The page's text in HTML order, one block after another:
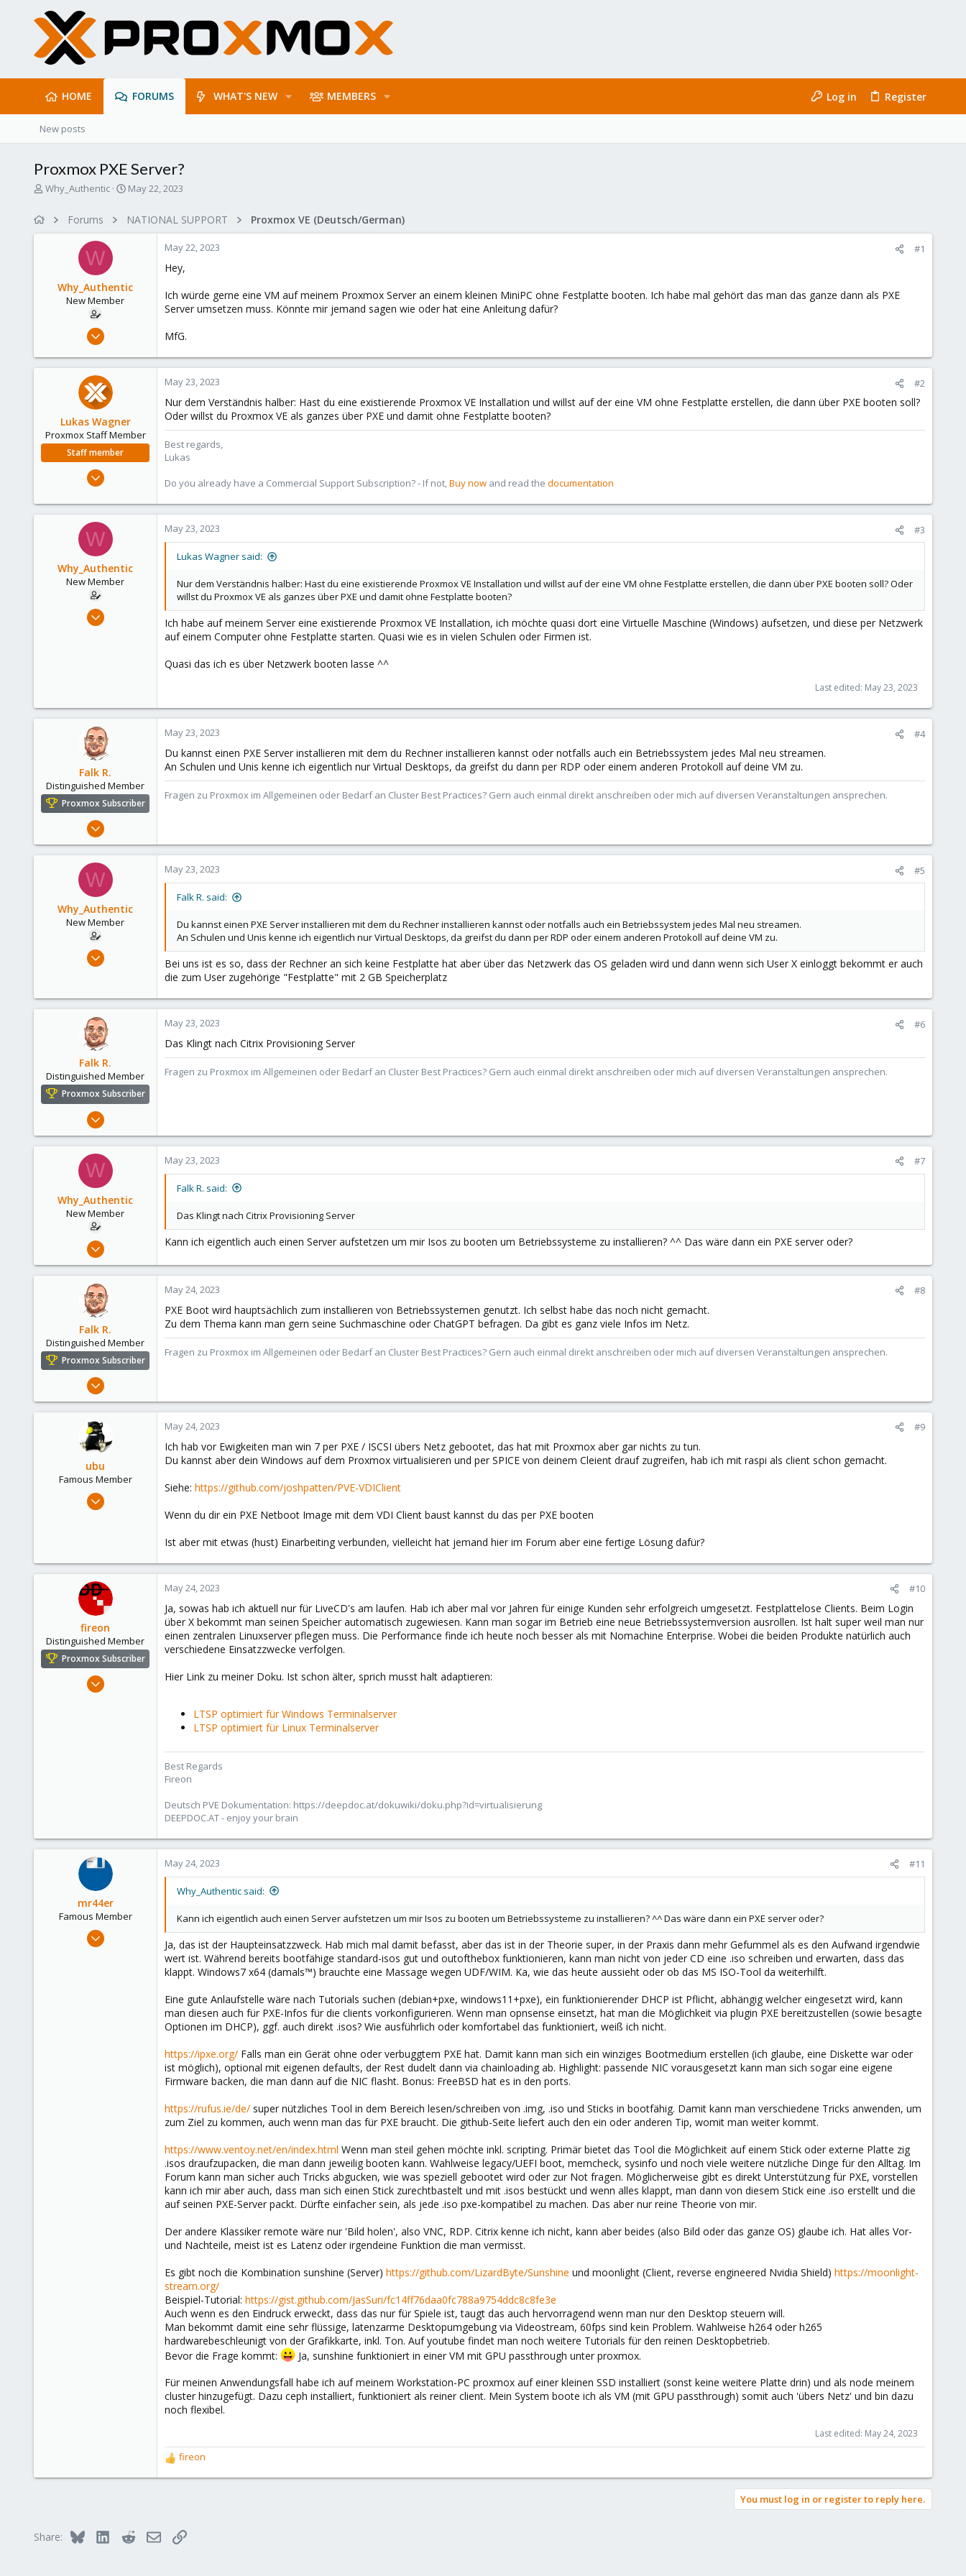
HOME FORUMS WHAT'S NEW MEMBERS Log in Register
New posts
Proxmox PXE Server?
T
Why_Authentic
S
a
r
e
May 22, 2023
Forums NATIONAL SUPPORT Proxmox VE (Deutsch/German)
W
Why_Authentic
New Member
May 7, 2023
0
May 22, 2023 #1
Hey,
Ich würde gerne eine VM auf meinem Proxmox Server an einem kleinen MiniPC ohne Festplatte booten. Ich habe mal gehört das man das ganze dann als PXE
Server umsetzen muss. Könnte mir jemand sagen wie oder hat eine Anleitung dafür?
MfG.
Lukas Wagner
Proxmox Staff Member
Staff member
Oct 3, 2022
231
May 23, 2023 #2
Nur dem Verständnis halber: Hast du eine existierende Proxmox VE Installation und willst auf der eine VM ohne Festplatte erstellen, die dann über PXE booten soll?
Oder willst du Proxmox VE als ganzes über PXE und damit ohne Festplatte booten?
Best regards,
Lukas
Do you already have a Commercial Support Subscription? - If not,Buy now and read the documentation
W
Why_Authentic
New Member
May 7, 2023
May 23, 2023 #3
Lukas Wagner said:
Nur dem Verständnis halber: Hast du eine existierende Proxmox VE Installation und willst auf der eine VM ohne Festplatte erstellen, die dann über PXE booten soll? Oder
willst du Proxmox VE als ganzes über PXE und damit ohne Festplatte booten?
Ich habe auf meinem Server eine existierende Proxmox VE Installation, ich möchte quasi dort eine Virtuelle Maschine (Windows) aufsetzen, und diese per Netzwerk
auf einem Computer ohne Festplatte starten. Quasi wie es in vielen Schulen oder Firmen ist.
Quasi das ich es über Netzwerk booten lasse ^^
Last edited: May 23, 2023
Falk R.
Distinguished Member
Proxmox Subscriber
Aug 2, 2021
2,915
May 23, 2023 #4
Du kannst einen PXE Server installieren mit dem du Rechner installieren kannst oder notfalls auch ein Betriebssystem jedes Mal neu streamen.
An Schulen und Unis kenne ich eigentlich nur Virtual Desktops, da greifst du dann per RDP oder einem anderen Protokoll auf deine VM zu.
Fragen zu Proxmox im Allgemeinen oder Bedarf an Cluster Best Practices? Gern auch einmal direkt anschreiben oder mich auf diversen Veranstaltungen ansprechen.
W
Why_Authentic
New Member
May 7, 2023
1
May 23, 2023 #5
Falk R. said:
Du kannst einen PXE Server installieren mit dem du Rechner installieren kannst oder notfalls auch ein Betriebssystem jedes Mal neu streamen.
An Schulen und Unis kenne ich eigentlich nur Virtual Desktops, da greifst du dann per RDP oder einem anderen Protokoll auf deine VM zu.
Bei uns ist es so, dass der Rechner an sich keine Festplatte hat aber über das Netzwerk das OS geladen wird und dann wenn sich User X einloggt bekommt er auch
die zum User zugehörige "Festplatte" mit 2 GB Speicherplatz
Falk R.
Distinguished Member
Proxmox Subscriber
Aug 2, 2021
2,915
May 23, 2023 #6
Das Klingt nach Citrix Provisioning Server
Fragen zu Proxmox im Allgemeinen oder Bedarf an Cluster Best Practices? Gern auch einmal direkt anschreiben oder mich auf diversen Veranstaltungen ansprechen.
W
Why_Authentic
New Member
May 7, 2023
0
May 23, 2023 #7
Falk R. said:
Das Klingt nach Citrix Provisioning Server
Kann ich eigentlich auch einen Server aufstetzen um mir Isos zu booten um Betriebssysteme zu installieren? ^^ Das wäre dann ein PXE server oder?
Falk R.
Distinguished Member
Proxmox Subscriber
Aug 2, 2021
2,915
May 24, 2023 #8
PXE Boot wird hauptsächlich zum installieren von Betriebssystemen genutzt. Ich selbst habe das noch nicht gemacht.
Zu dem Thema kann man gern seine Suchmaschine oder ChatGPT befragen. Da gibt es ganz viele Infos im Netz.
Fragen zu Proxmox im Allgemeinen oder Bedarf an Cluster Best Practices? Gern auch einmal direkt anschreiben oder mich auf diversen Veranstaltungen ansprechen.
ubu
Famous Member
Nov 24, 2017
51
May 24, 2023 #9
Ich hab vor Ewigkeiten man win 7 per PXE / ISCSI übers Netz gebootet, das hat mit Proxmox aber gar nichts zu tun.
Du kannst aber dein Windows auf dem Proxmox virtualisieren und per SPICE von deinem Cleient drauf zugreifen, hab ich mit raspi als client schon gemacht.
Siehe: https://github.com/joshpatten/PVE-VDIClient
Wenn du dir ein PXE Netboot Image mit dem VDI Client baust kannst du das per PXE booten
Ist aber mit etwas (hust) Einarbeiting verbunden, vielleicht hat jemand hier im Forum aber eine fertige Lösung dafür?
fireon
Distinguished Member
Proxmox Subscriber
Oct 25, 2010
May 24, 2023 #10
Ja, sowas hab ich aktuell nur für LiveCD's am laufen. Hab ich aber mal vor Jahren für einige Kunden sehr erfolgreich umgesetzt. Festplattelose Clients. Beim Login
über X bekommt man seinen Speicher automatisch zugewiesen. Kann man sogar im Betrieb eine neue Betriebssystemversion ausrollen. Ist halt super weil man nur
einen zentralen Linuxserver pflegen muss. Die Performance finde ich heute noch besser als mit Nomachine Enterprise. Wobei die beiden Produkte natürlich auch
verschiedene Einsatzzwecke verfolgen.
Hier Link zu meiner Doku. Ist schon älter, sprich musst halt adaptieren:
LTSP optimiert für Windows Terminalserver
LTSP optimiert für Linux Terminalserver
Best Regards
Fireon
Deutsch PVE Dokumentation: https://deepdoc.at/dokuwiki/doku.php?id=virtualisierung
DEEPDOC.AT - enjoy your brain
mr44er
Famous Member
Sep 1, 2019
May 24, 2023 #11
Why_Authentic said:
Kann ich eigentlich auch einen Server aufstetzen um mir Isos zu booten um Betriebssysteme zu installieren? ^^ Das wäre dann ein PXE server oder?
Ja, das ist der Haupteinsatzzweck. Hab mich mal damit befasst, aber das ist in der Theorie super, in der Praxis dann mehr Gefummel als es den Aufwand irgendwie
wert ist. Während bereits bootfähige standard-isos gut und outofthebox funktionieren, kann man nicht von jeder CD eine .iso schreiben und erwarten, dass das
klappt. Windows7 x64 (damals™) brauchte eine Massage wegen UDF/WIM. Ka, wie das heute aussieht oder ob das MS ISO-Tool da weiterhilft.
Eine gute Anlaufstelle wäre nach Tutorials suchen (debian+pxe, windows11+pxe), ein funktionierender DHCP ist Pflicht, abhängig welcher eingesetzt wird, kann
man diesen auch für PXE-Infos für die clients vorkonfigurieren. Wenn man opnsense einsetzt, hat man die Möglichkeit via plugin PXE bereitzustellen (sowie besagte
Optionen im DHCP), ggf. auch direkt .isos? Wie ausführlich oder komfortabel das funktioniert, weiß ich nicht.
https://ipxe.org/ Falls man ein Gerät ohne oder verbuggtem PXE hat. Damit kann man sich ein winziges Bootmedium erstellen (ich glaube, eine Diskette war oder
ist möglich), optional mit eigenen defaults, der Rest dudelt dann via chainloading ab. Highlight: passende NIC vorausgesetzt kann man sich sogar eine eigene
Firmware backen, die man dann auf die NIC flasht. Bonus: FreeBSD hat es in den ports.
https://rufus.ie/de/ super nützliches Tool in dem Bereich lesen/schreiben von .img, .iso und Sticks in bootfähig. Damit kann man verschiedene Tricks anwenden, um
zum Ziel zu kommen, auch wenn man das für PXE braucht. Die github-Seite liefert auch den ein oder anderen Tip, womit man weiter kommt.
https://www.ventoy.net/en/index.html Wenn man steil gehen möchte inkl. scripting. Primär bietet das Tool die Möglichkeit auf einem Stick oder externe Platte zig
.isos draufzupacken, die man dann jeweilig booten kann. Wahlweise legacy/UEFI boot, memcheck, sysinfo und noch viele weitere nützliche Dinge für den Alltag. Im
Forum kann man sicher auch Tricks abgucken, wie was speziell gebootet wird oder zur Not fragen. Möglicherweise gibt es direkt Unterstützung für PXE, vorstellen
kann ich mir aber auch, dass man sich einen Stick zurechtbastelt und mit .isos bestückt und wenn alles klappt, man dann von diesem Stick eine .iso erstellt und die
auf seinen PXE-Server packt. Dürfte einfacher sein, als jede .iso pxe-kompatibel zu machen. Das aber nur reine Theorie von mir.
Der andere Klassiker remote wäre nur 'Bild holen', also VNC, RDP. Citrix kenne ich nicht, kann aber beides (also Bild oder das ganze OS) glaube ich. Hat alles Vor-
und Nachteile, meist ist es Latenz oder irgendeine Funktion die man vermisst.
Es gibt noch die Kombination sunshine (Server) https://github.com/LizardByte/Sunshine und moonlight (Client, reverse engineered Nvidia Shield) https://moonlight-
stream.org/
Beispiel-Tutorial: https://gist.github.com/JasSuri/fc14ff76daa0fc788a9754ddc8c8fe3e
Auch wenn es den Eindruck erweckt, dass das nur für Spiele ist, taugt das auch hervorragend wenn man nur den Desktop steuern will.
Man bekommt damit eine sehr flüssige, latenzarme Desktopumgebung via Videostream, 60fps sind kein Problem. Wahlweise h264 oder h265
hardwarebeschleunigt von der Grafikkarte, inkl. Ton. Auf youtube findet man noch weitere Tutorials für den reinen Desktopbetrieb.
Bevor die Frage kommt:
Ja, sunshine funktioniert in einer VM mit GPU passthrough unter proxmox.
Für meinen Anwendungsfall habe ich auf meinem Workstation-PC proxmox auf einer kleinen SSD installiert (sonst keine weitere Platte drin) und als node meinem
cluster hinzugefügt. Dazu ceph installiert, funktioniert als reiner client. Mein System boote ich als VM (mit GPU passthrough) somit auch 'übers Netz' und bin dazu
noch flexibel.
Last edited: May 24, 2023
R
e
fireon
You must log in or register to reply here.
Share: Bluesky LinkedInRedditEmailLink